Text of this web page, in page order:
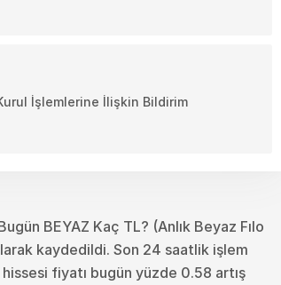
İşlemlerine İlişkin Bildirim
BEYAZ Kaç TL? (Anlık Beyaz Fılo
kaydedildi. Son 24 saatlik işlem
fiyatı bugün yüzde 0.58 artış